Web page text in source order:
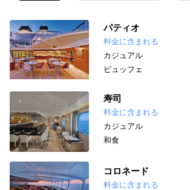
パティオ
料金に含まれる
カジュアル
ビュッフェ
寿司
料金に含まれる
カジュアル
和食
コロネード
料金に含まれる